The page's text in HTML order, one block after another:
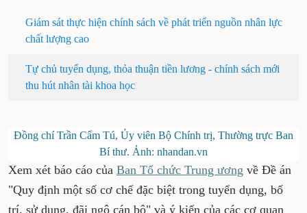
Giám sát thực hiện chính sách về phát triển nguồn nhân lực
chất lượng cao
Tự chủ tuyển dụng, thỏa thuận tiền lương - chính sách mới
thu hút nhân tài khoa học
Đồng chí Trần Cẩm Tú, Ủy viên Bộ Chính trị, Thường trực Ban
Bí thư. Ảnh: nhandan.vn
Xem xét báo cáo của Ban Tổ chức Trung ương về Đề án
"Quy định một số cơ chế đặc biệt trong tuyển dụng, bố
trí, sử dụng, đãi ngộ cán bộ" và ý kiến của các cơ quan